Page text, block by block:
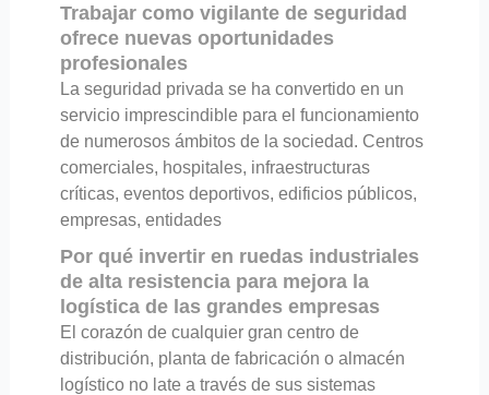
Trabajar como vigilante de seguridad
ofrece nuevas oportunidades
profesionales
La seguridad privada se ha convertido en un
servicio imprescindible para el funcionamiento
de numerosos ámbitos de la sociedad. Centros
comerciales, hospitales, infraestructuras
críticas, eventos deportivos, edificios públicos,
empresas, entidades
Por qué invertir en ruedas industriales
de alta resistencia para mejora la
logística de las grandes empresas
El corazón de cualquier gran centro de
distribución, planta de fabricación o almacén
logístico no late a través de sus sistemas